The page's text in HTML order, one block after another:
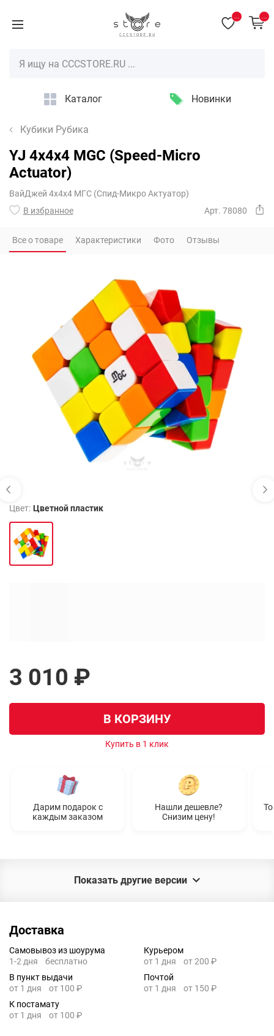
Каталог Новинки
Кубики Рубика
YJ 4x4x4 MGC (Speed-Micro
Actuator)
ВайДжей 4х4х4 МГС (Спид-Микро Актуатор)
В избранное
Арт. 78080
Все о товаре Характеристики Фото Отзывы
Цвет: Цветной пластик
3 010 ₽
В КОРЗИНУ
Купить в 1 клик
Дарим подарок с
каждым заказом
Нашли дешевле?
Снизим цену!
Показать другие версии
Доставка
Самовывоз из шоурума
1-2 дня
бесплатно
Курьером
от 1 дня
от 200 ₽
В пункт выдачи
от 1 дня
от 100 ₽
Почтой
от 1 дня
от 150 ₽
К постамату
от 1 дня
от 100 ₽